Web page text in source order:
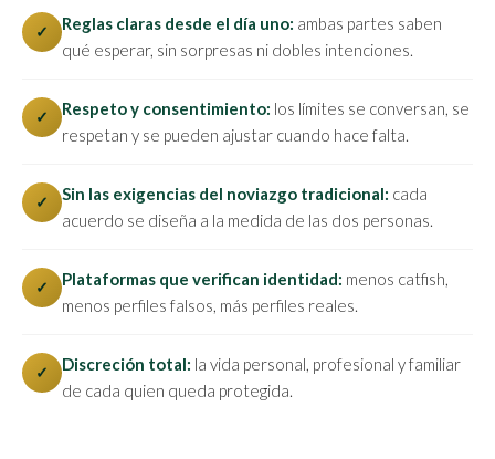
✓ Reglas claras desde el día uno: ambas partes saben
qué esperar, sin sorpresas ni dobles intenciones.
✓ Respeto y consentimiento: los límites se conversan, se
respetan y se pueden ajustar cuando hace falta.
✓ Sin las exigencias del noviazgo tradicional: cada
acuerdo se diseña a la medida de las dos personas.
✓ Plataformas que verifican identidad: menos catfish,
menos perfiles falsos, más perfiles reales.
✓ Discreción total: la vida personal, profesional y familiar
de cada quien queda protegida.